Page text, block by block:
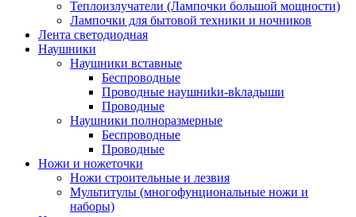
Теплоизлучатели (Лампочки большой мощности)
Лампочки для бытовой техники и ночников
Лента светодиодная
Наушники
Наушники вставные
Беспроводные
Пpoвoдныe нayшниkи-вkлaдыши
Проводные
Наушники полноразмерные
Беспроводные
Проводные
Ножи и ножеточки
Ножи строительные и лезвия
Мультитулы (многофунциональные ножи и
наборы)